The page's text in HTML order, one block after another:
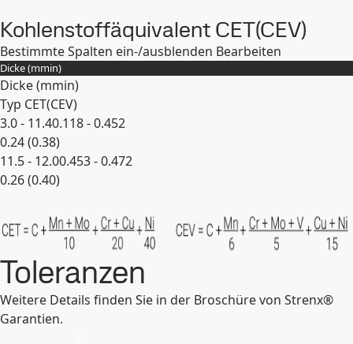
Kohlenstoffäquivalent CET(CEV)
Bestimmte Spalten ein-/ausblenden Bearbeiten
Dicke (mmin)
Dicke (mmin)
Typ CET(CEV)
3.0 - 11.40.118 - 0.452
0.24 (0.38)
11.5 - 12.00.453 - 0.472
0.26 (0.40)
Toleranzen
Weitere Details finden Sie in der Broschüre von Strenx®
Garantien.